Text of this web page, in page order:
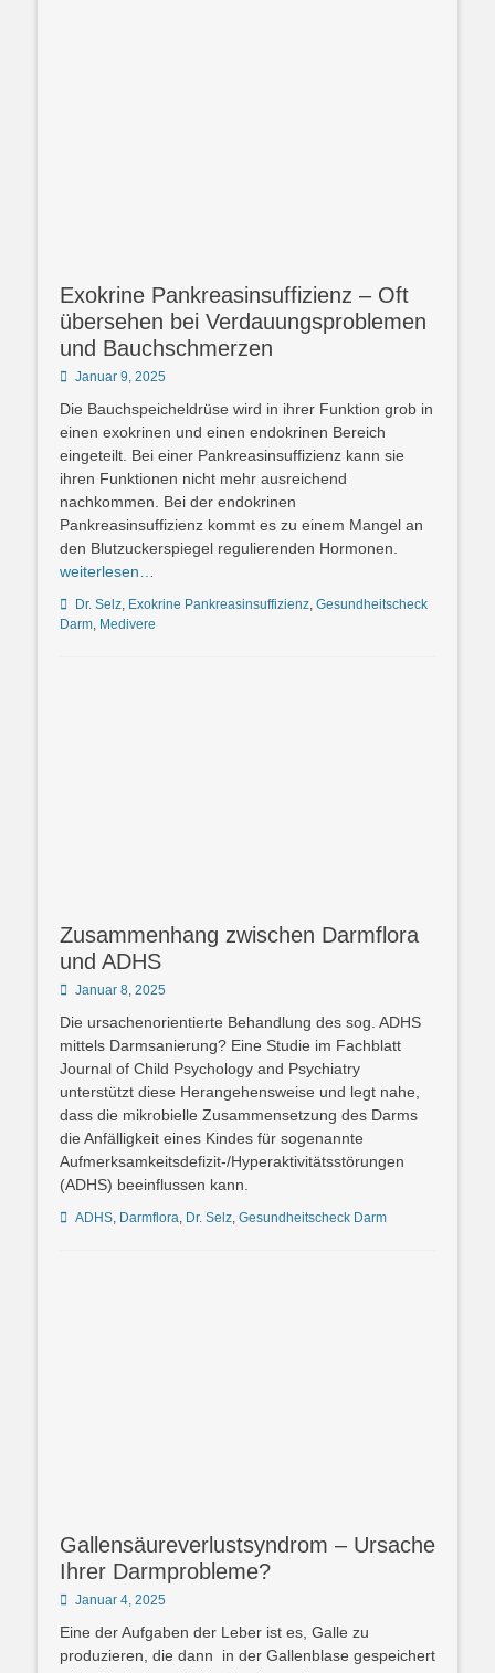
Exokrine Pankreasinsuffizienz – Oft
übersehen bei Verdauungsproblemen
und Bauchschmerzen
Posted
Januar 9, 2025
Die Bauchspeicheldrüse wird in ihrer Funktion grob in
einen exokrinen und einen endokrinen Bereich
eingeteilt. Bei einer Pankreasinsuffizienz kann sie
ihren Funktionen nicht mehr ausreichend
nachkommen. Bei der endokrinen
Pankreasinsuffizienz kommt es zu einem Mangel an
den Blutzuckerspiegel regulierenden Hormonen.
weiterlesen…
Schlagworte
Dr. Selz, Exokrine Pankreasinsuffizienz, Gesundheitscheck
Darm, Medivere
Zusammenhang zwischen Darmflora
und ADHS
Posted
Januar 8, 2025
Die ursachenorientierte Behandlung des sog. ADHS
mittels Darmsanierung? Eine Studie im Fachblatt
Journal of Child Psychology and Psychiatry
unterstützt diese Herangehensweise und legt nahe,
dass die mikrobielle Zusammensetzung des Darms
die Anfälligkeit eines Kindes für sogenannte
Aufmerksamkeitsdefizit-/Hyperaktivitätsstörungen
(ADHS) beeinflussen kann.
Schlagworte
ADHS, Darmflora, Dr. Selz, Gesundheitscheck Darm
Gallensäureverlustsyndrom – Ursache
Ihrer Darmprobleme?
Posted
Januar 4, 2025
Eine der Aufgaben der Leber ist es, Galle zu
produzieren, die dann in der Gallenblase gespeichert